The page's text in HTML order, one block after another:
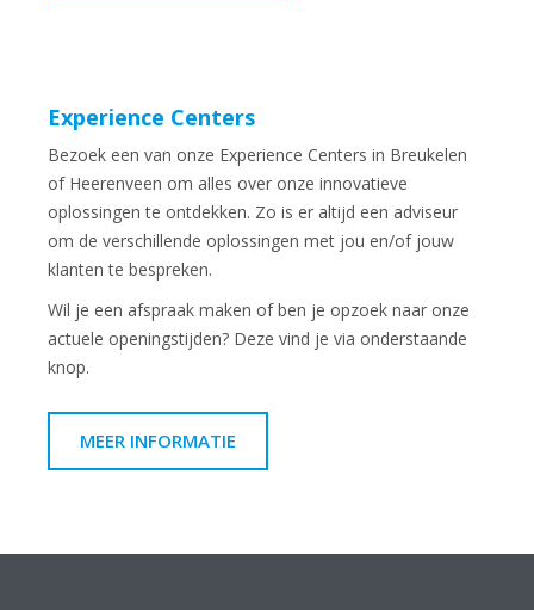
Experience Centers
Bezoek een van onze Experience Centers in Breukelen
of Heerenveen om alles over onze innovatieve
oplossingen te ontdekken. Zo is er altijd een adviseur
om de verschillende oplossingen met jou en/of jouw
klanten te bespreken.
Wil je een afspraak maken of ben je opzoek naar onze
actuele openingstijden? Deze vind je via onderstaande
knop.
MEER INFORMATIE